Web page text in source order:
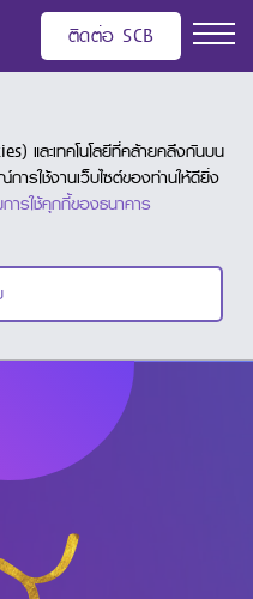
ติดต่อ SCB
ที่ใช่คุณ
และเทคโนโลยีที่คล้ายคลึงกันบน
ารใช้งานเว็บไซต์ของท่านให้ดียิ่ง
ารใช้คุกกี้ของธนาคาร